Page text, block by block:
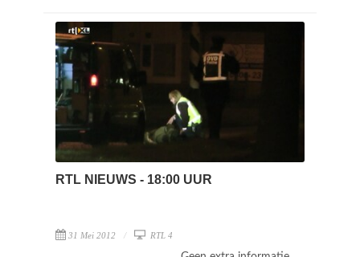
RTL NIEUWS - 18:00 UUR
31 Mei 2012 RTL 4